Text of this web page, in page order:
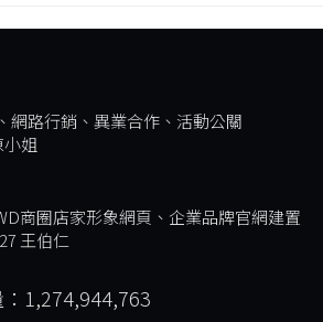
網路行銷、異業合作、活動公關
小姐
商圈店家形象網頁、企業品牌官網建置
王伯仁
1,274,944,763